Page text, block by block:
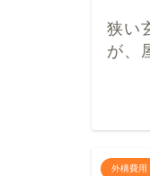
狭い
が、
外構費用